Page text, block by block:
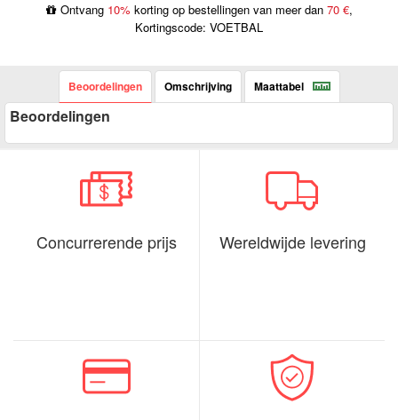
Ontvang 10% korting op bestellingen van meer dan 70 €,
Kortingscode: VOETBAL
Beoordelingen Omschrijving Maattabel
Beoordelingen
Concurrerende prijs Wereldwijde levering